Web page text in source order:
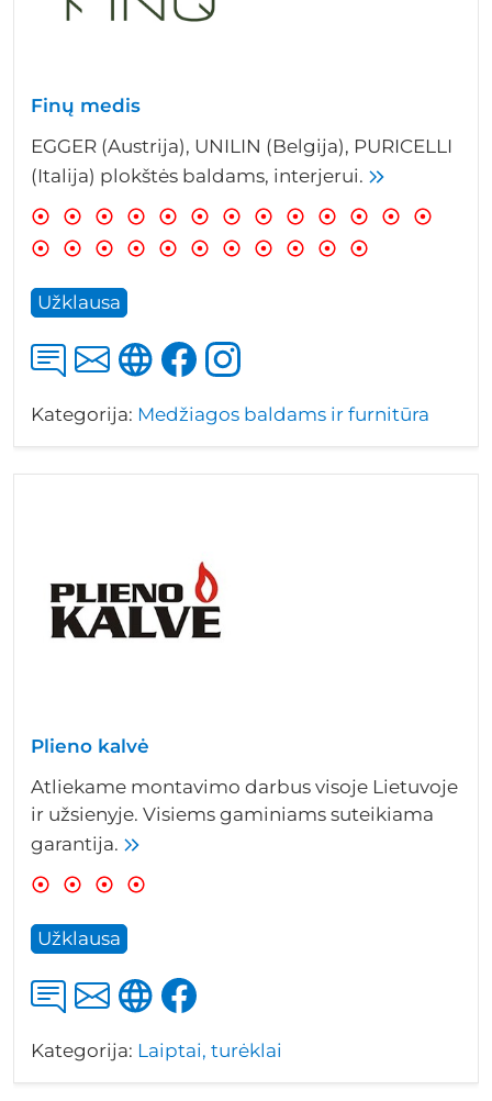
Finų medis
EGGER (Austrija), UNILIN (Belgija), PURICELLI
(Italija) plokštės baldams, interjerui.
Užklausa
Kategorija: Medžiagos baldams ir furnitūra
Plieno kalvė
Atliekame montavimo darbus visoje Lietuvoje
ir užsienyje. Visiems gaminiams suteikiama
garantija.
Užklausa
Kategorija: Laiptai, turėklai